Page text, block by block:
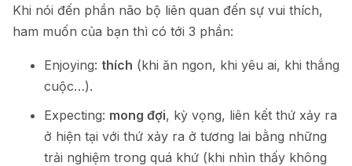
Khi nói đến phần não bộ liên quan đến sự vui thích,
ham muốn của bạn thì có tới 3 phần:
Enjoying: thích (khi ăn ngon, khi yêu ai, khi thắng
cuộc…).
Expecting: mong đợi, kỳ vọng, liên kết thứ xảy ra
ở hiện tại với thứ xảy ra ở tương lai bằng những
trải nghiệm trong quá khứ (khi nhìn thấy không